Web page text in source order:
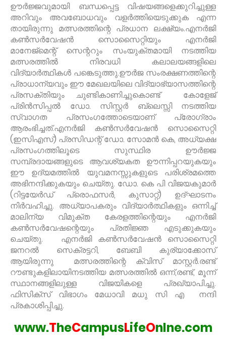
ഊർജ്ജവുമായി ബന്ധപ്പെട്ട വിഷയങ്ങളെക്കുറിച്ചുള്ള
അറിവും അവബോധവും വളർത്തിയെടുക്കുക എന്ന
തായിരുന്നു മത്സരത്തിന്റെ പ്രധാന ലക്ഷ്യം.എനർജി
കൺസർവേഷൻ സൊസൈറ്റിയും എനർജി
മാനേജ്മെന്റ് സെന്ററും സംയുക്തമായി നടത്തിയ
മത്സരത്തിൽ നിരവധി കലാലയങ്ങളിലെ
വിദ്യാർത്ഥികൾ പങ്കെടുത്തു.ഊർജ സംരക്ഷണത്തിന്റെ
പ്രാധാന്യവും ഈ മേഖലയിലെ വിദ്യാഭ്യാസത്തിന്റെ
പ്രസക്തിയും ചുണ്ടികാണിച്ചുകൊണ്ട് കോളേജ്
പ്രിൻസിപ്പൽ ഡോ. സിസ്റ്റർ ബ്ലെസ്സി നടത്തിയ
സ്വാഗത പ്രസംഗത്തോടെയാണ് പ്രോഗ്രാം
ആരംഭിച്ചത്.എനർജി കൺസർവേഷൻ സൊസൈറ്റി
(ഇസിഎസ്) പ്രസിഡന്റ് ഡോ. സോമൻ കെ, അധ്യക്ഷ
പ്രസംഗത്തിലൂടെ സുസ്ഥിര ഊർജ്ജ
സമ്പ്രദായങ്ങളുടെ ആവശ്യകത ഊന്നിപ്പറയുകയും
ഈ ഉദ്യമത്തിൽ യുവമനസ്സുകളുടെ പരിശ്രമത്തെ
അഭിനന്ദിക്കുകയും ചെയ്തു. ഡോ. കെ പി വിജയകുമാർ
(റിട്ടയേർഡ് പ്രൊഫസർ, കുസാറ്റ്) ഉദ്ഘാടനം
നിർവഹിച്ചു. അധ്യാപകരും വിദ്യാർത്ഥികളും ഒന്നിച്ച്
മാലിന്യ വിമുക്ത കേരളത്തിന്റെയും എനർജി
കൺസർവേഷന്റെയും പ്രതിജ്ഞ എടുക്കുകയും
ചെയ്തു. എനർജി കൺസർവേഷൻ സൊസൈറ്റി
ജനറൽ സെക്രട്ടറി, ബേബി കുര്യാക്കോസ്
ആയിരുന്നു മത്സരത്തിന്റെ ക്വിസ് മാസ്റ്റർ.രണ്ട്
റൗണ്ടുകളിലായിനടത്തിയ മത്സരത്തിൽ ഒന്ന്,രണ്ട്, മൂന്ന്
സ്ഥാനങ്ങളിലുള്ള വിജയികളെ പ്രഖ്യാപിച്ചു.
ഫിസിക്‌സ് വിഭാഗം മേധാവി മധു സി എ നന്ദി
പ്രകാശിപ്പിച്ചു.
www.TheCampusLifeOnlne.com